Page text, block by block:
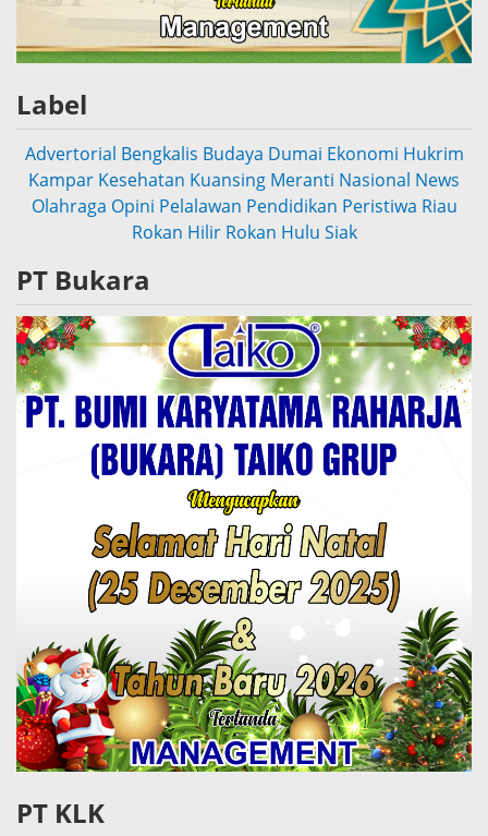
Label
Advertorial Bengkalis Budaya Dumai Ekonomi Hukrim
Kampar Kesehatan Kuansing Meranti Nasional News
Olahraga Opini Pelalawan Pendidikan Peristiwa Riau
Rokan Hilir Rokan Hulu Siak
PT Bukara
PT KLK